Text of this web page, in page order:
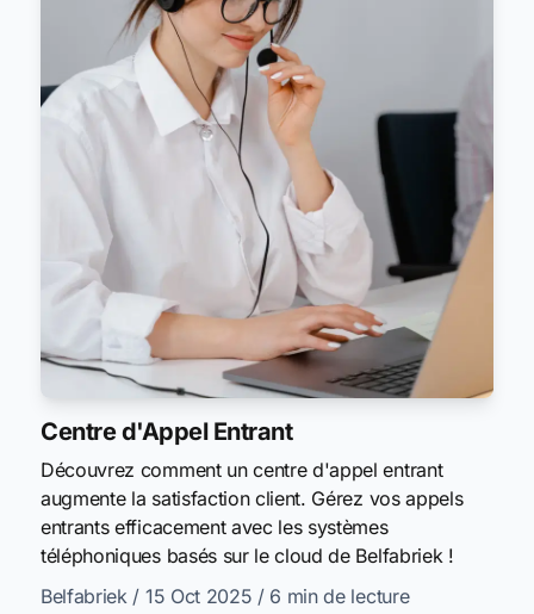
Centre d'Appel Entrant
Découvrez comment un centre d'appel entrant
augmente la satisfaction client. Gérez vos appels
entrants efficacement avec les systèmes
téléphoniques basés sur le cloud de Belfabriek !
Belfabriek / 15 Oct 2025 / 6 min de lecture